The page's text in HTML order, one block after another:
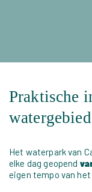
Praktische
watergebied
Het waterpark van
elke dag geopend
eigen tempo van